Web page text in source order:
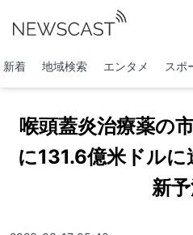
新着 地域検索 エンタメ スポ
喉頭蓋炎治療薬の
に131.6億米ドル
新